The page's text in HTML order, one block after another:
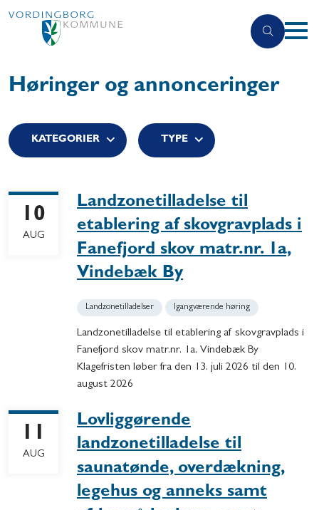
Høringer og annonceringer
KATEGORIER TYPE
Landzonetilladelse til
etablering af skovgravplads i
Fanefjord skov matr.nr. 1a,
Vindebæk By
10
AUG
Landzonetilladelser Igangværende høring
Landzonetilladelse til etablering af skovgravplads i
Fanefjord skov matr.nr. 1a, Vindebæk By
Klagefristen løber fra den 13. juli 2026 til den 10.
august 2026
Lovliggørende
landzonetilladelse til
saunatønde, overdækning,
legehus og anneks samt
11
AUG